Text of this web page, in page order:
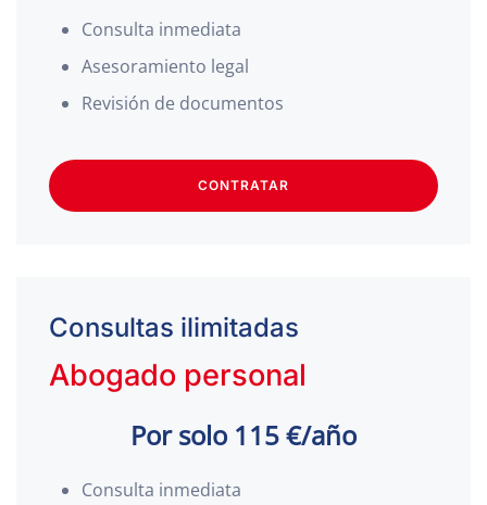
Consulta inmediata
Asesoramiento legal
Revisión de documentos
CONTRATAR
Consultas ilimitadas
Abogado personal
Por solo 115 €/año
Consulta inmediata